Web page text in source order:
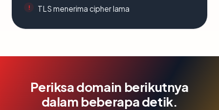
TLS menerima cipher lama
Periksa domain berikutnya
dalam beberapa detik.